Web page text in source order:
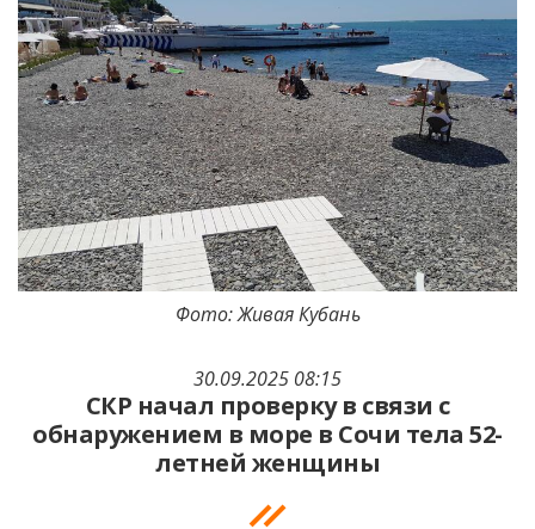
30.09.2025 08:15
СКР начал проверку в связи с
обнаружением в море в Сочи тела 52-
летней женщины
Фото: Живая Кубань